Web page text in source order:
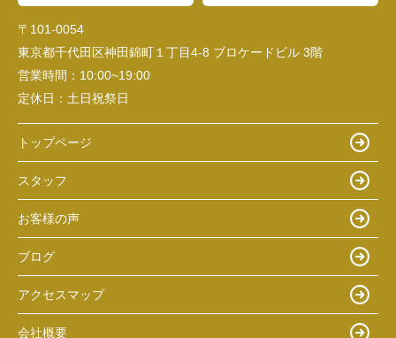
〒101-0054
東京都千代田区神田錦町１丁目4-8 ブロケードビル 3階
営業時間： 10:00~19:00
定休日： 土日祝祭日
トップページ
スタッフ
お客様の声
ブログ
アクセスマップ
会社概要